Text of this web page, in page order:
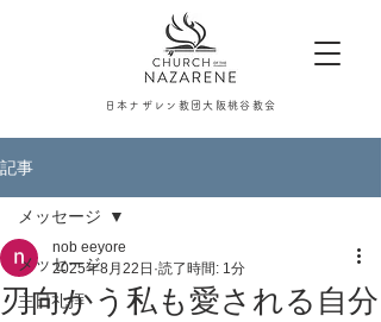
日本ナザレン教団大阪桃谷教会
記事
メッセージ
主日礼拝
メッセージ
刃向かう私も愛される自分
nob eeyore
2025年8月22日 読了時間: 1分